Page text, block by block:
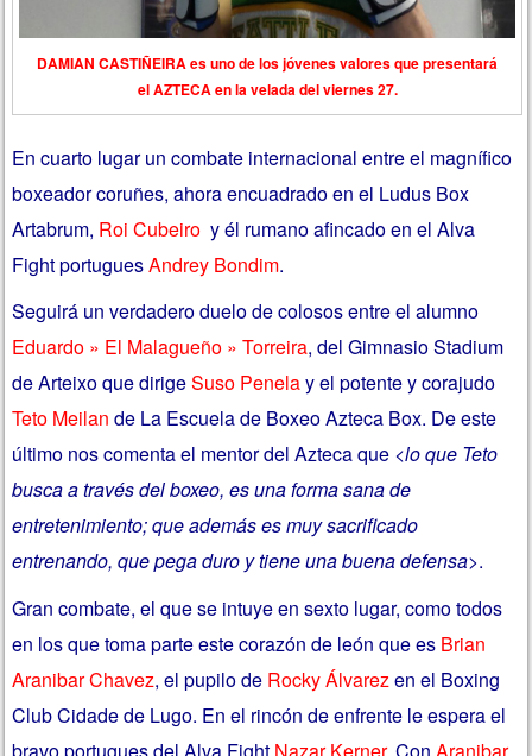
DAMIAN CASTIÑEIRA es uno de los jóvenes valores que presentará
el AZTECA en la velada del viernes 27.
En cuarto lugar un combate internacional entre el magnífico
boxeador coruñes, ahora encuadrado en el Ludus Box
Artabrum, Roi Cubeiro y él rumano afincado en el Alva
Fight portuguesAndrey Bondim.
Seguirá un verdadero duelo de colosos entre el alumno
Eduardo » El Malagueño » Torreira, del Gimnasio Stadium
de Arteixo que dirigeSuso Penelay el potente y corajudo
Teto Meilan de La Escuela de Boxeo Azteca Box. De este
último nos comenta el mentor del Azteca que <lo que Teto
busca a través del boxeo, es una forma sana de
entretenimiento; que además es muy sacrificado
entrenando, que pega duro y tiene una buena defensa>.
Gran combate, el que se intuye en sexto lugar, como todos
en los que toma parte este corazón de león que es Brian
Aranibar Chavez, el pupilo de Rocky Álvarezen el Boxing
Club Cidade de Lugo. En el rincón de enfrente le espera el
bravo portugues del Alva Fight Nazar Kerner. ConAranibar